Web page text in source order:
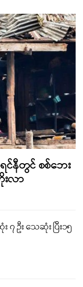
င်နီတွင် စစ်ဘေး
းလာ
ဦး သေဆုံး ပြီး၁၅